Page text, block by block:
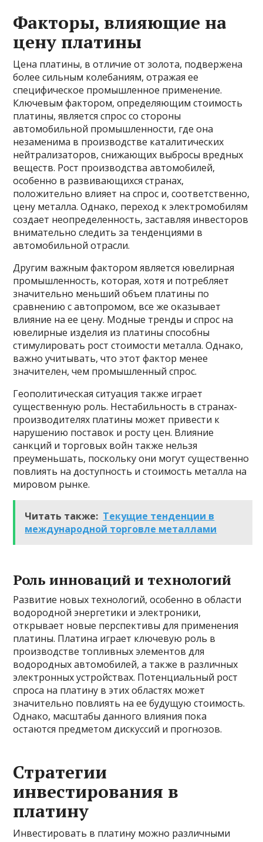
Факторы, влияющие на
цену платины
Цена платины, в отличие от золота, подвержена
более сильным колебаниям, отражая ее
специфическое промышленное применение.
Ключевым фактором, определяющим стоимость
платины, является спрос со стороны
автомобильной промышленности, где она
незаменима в производстве каталитических
нейтрализаторов, снижающих выбросы вредных
веществ. Рост производства автомобилей,
особенно в развивающихся странах,
положительно влияет на спрос и, соответственно,
цену металла. Однако, переход к электромобилям
создает неопределенность, заставляя инвесторов
внимательно следить за тенденциями в
автомобильной отрасли.
Другим важным фактором является ювелирная
промышленность, которая, хотя и потребляет
значительно меньший объем платины по
сравнению с автопромом, все же оказывает
влияние на ее цену. Модные тренды и спрос на
ювелирные изделия из платины способны
стимулировать рост стоимости металла. Однако,
важно учитывать, что этот фактор менее
значителен, чем промышленный спрос.
Геополитическая ситуация также играет
существенную роль. Нестабильность в странах-
производителях платины может привести к
нарушению поставок и росту цен. Влияние
санкций и торговых войн также нельзя
преуменьшать, поскольку они могут существенно
повлиять на доступность и стоимость металла на
мировом рынке.
Читать также: Текущие тенденции в
международной торговле металлами
Роль инноваций и технологий
Развитие новых технологий, особенно в области
водородной энергетики и электроники,
открывает новые перспективы для применения
платины. Платина играет ключевую роль в
производстве топливных элементов для
водородных автомобилей, а также в различных
электронных устройствах. Потенциальный рост
спроса на платину в этих областях может
значительно повлиять на ее будущую стоимость.
Однако, масштабы данного влияния пока
остаются предметом дискуссий и прогнозов.
Стратегии
инвестирования в
платину
Инвестировать в платину можно различными